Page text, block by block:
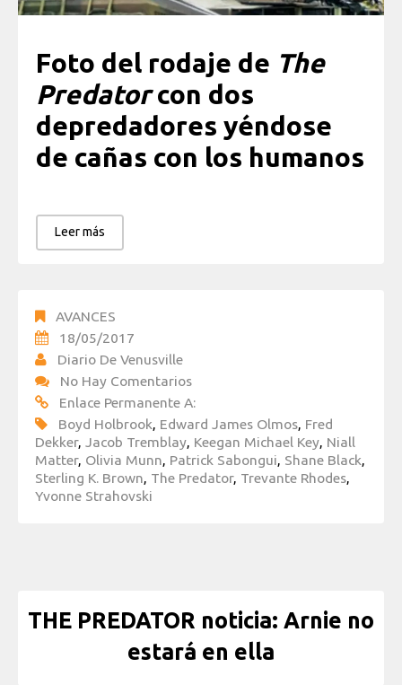
Foto del rodaje de The
Predatorcon dos
depredadores yéndose
de cañas con los humanos
Leer más
AVANCES
18/05/2017
Diario De Venusville
No Hay Comentarios
Enlace Permanente A:
Boyd Holbrook Edward James Olmos Fred
Dekker, Jacob Tremblay Keegan Michael Key Niall
Matter, Olivia Munn Patrick Sabongui Shane Black
Sterling K. Brown The Predator, Trevante Rhodes
Yvonne Strahovski
THE PREDATOR noticia: Arnie no
estará en ella